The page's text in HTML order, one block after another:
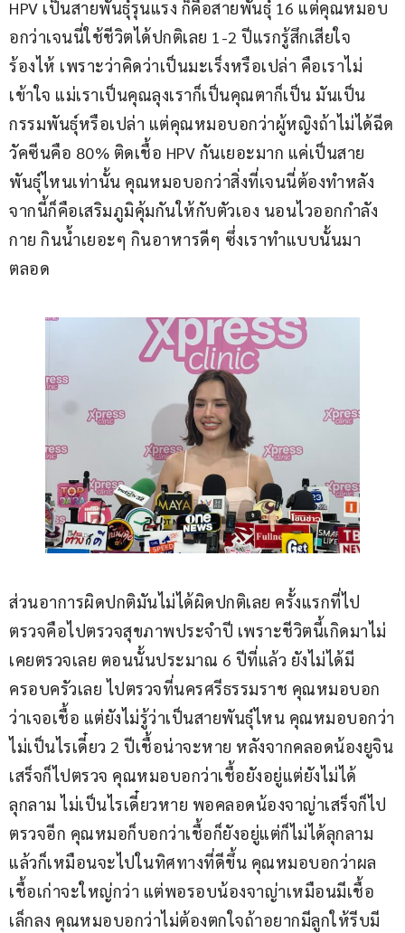
HPV เป็นสายพันธุ์รุนแรง ก็คือสายพันธุ์ 16 แต่คุณหมอบ
อกว่าเจนนี่ใช้ชีวิตได้ปกติเลย 1-2 ปีแรกรู้สึกเสียใจ
ร้องไห้ เพราะว่าคิดว่าเป็นมะเร็งหรือเปล่า คือเราไม่
เข้าใจ แม่เราเป็นคุณลุงเราก็เป็นคุณตาก็เป็น มันเป็น
กรรมพันธุ์หรือเปล่า แต่คุณหมอบอกว่าผู้หญิงถ้าไม่ได้ฉีด
วัคซีนคือ 80% ติดเชื้อ HPV กันเยอะมาก แค่เป็นสาย
พันธุ์ไหนเท่านั้น คุณหมอบอกว่าสิ่งที่เจนนี่ต้องทำหลัง
จากนี้ก็คือเสริมภูมิคุ้มกันให้กับตัวเอง นอนไวออกกำลัง
กาย กินน้ำเยอะๆ กินอาหารดีๆ ซึ่งเราทำแบบนั้นมา
ตลอด
ส่วนอาการผิดปกติมันไม่ได้ผิดปกติเลย ครั้งแรกที่ไป
ตรวจคือไปตรวจสุขภาพประจำปี เพราะชีวิตนี้เกิดมาไม่
เคยตรวจเลย ตอนนั้นประมาณ 6 ปีที่แล้ว ยังไม่ได้มี
ครอบครัวเลย ไปตรวจที่นครศรีธรรมราช คุณหมอบอก
ว่าเจอเชื้อ แต่ยังไม่รู้ว่าเป็นสายพันธุ์ไหน คุณหมอบอกว่า
ไม่เป็นไรเดี๋ยว 2 ปีเชื้อน่าจะหาย หลังจากคลอดน้องยูจิน
เสร็จก็ไปตรวจ คุณหมอบอกว่าเชื้อยังอยู่แต่ยังไม่ได้
ลุกลาม ไม่เป็นไรเดี๋ยวหาย พอคลอดน้องจาญ่าเสร็จก็ไป
ตรวจอีก คุณหมอก็บอกว่าเชื้อก็ยังอยู่แต่ก็ไม่ได้ลุกลาม
แล้วก็เหมือนจะไปในทิศทางที่ดีขึ้น คุณหมอบอกว่าผล
เชื้อเก่าจะใหญ่กว่า แต่พอรอบน้องจาญ่าเหมือนมีเชื้อ
เล็กลง คุณหมอบอกว่าไม่ต้องตกใจถ้าอยากมีลูกให้รีบมี